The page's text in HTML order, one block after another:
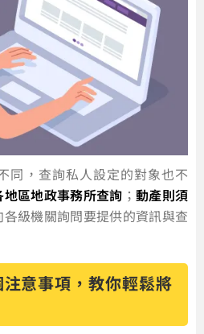
同，查詢私人設定的對象也不
區地政事務所查詢 ； 動產則須
各級機關詢問要提供的資訊與查
意事項，教你輕鬆將